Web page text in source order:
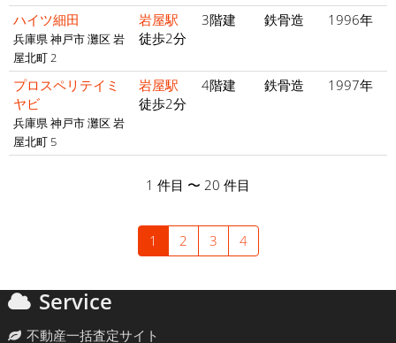
ハイツ細田
兵庫県 神戸市 灘区 岩
屋北町 2
岩屋駅
徒歩2分
3階建 鉄骨造 1996年
プロスペリテイミ
ヤビ
兵庫県 神戸市 灘区 岩
屋北町 5
岩屋駅
徒歩2分
4階建 鉄骨造 1997年
1 件目 〜 20 件目
1 2 3 4
Service
不動産一括査定サイト